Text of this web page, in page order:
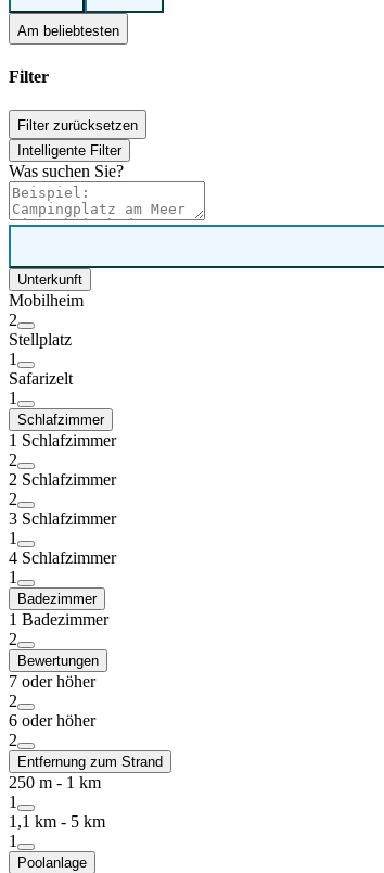
Am beliebtesten
Filter
Filter zurücksetzen
Intelligente Filter
Was suchen Sie?
Unterkunft
Mobilheim
2
Stellplatz
1
Safarizelt
1
Schlafzimmer
1 Schlafzimmer
2
2 Schlafzimmer
2
3 Schlafzimmer
1
4 Schlafzimmer
1
Badezimmer
1 Badezimmer
2
Bewertungen
7 oder höher
2
6 oder höher
2
Entfernung zum Strand
250 m - 1 km
1
1,1 km - 5 km
1
Poolanlage